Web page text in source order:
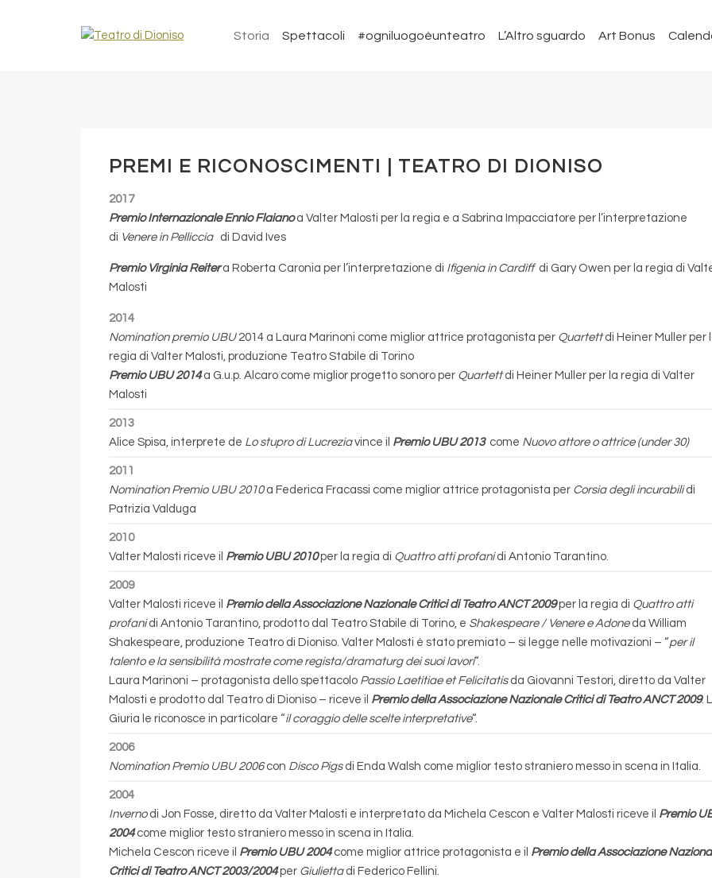
Storia Spettacoli #ogniluogoèunteatro L’Altro sguardo Art Bonus
PREMI E RICONOSCIMENTI | TEATRO DI DIONISO
2017
Premio Internazionale Ennio Flaianoa Valter Malosti per la regia e a Sabrina Impacciatore per l’interpretazione
di Venere in Pellicciadi David Ives
Premio Virginia Reiter a Roberta Caronia per l’interpretazione di Ifigenia in Cardiff di Gary Owen per la regia di
Malosti
2014
Nomination premio UBU2014 a Laura Marinoni come miglior attrice protagonista per Quartettdi Heiner Muller per
regia di Valter Malosti, produzione Teatro Stabile di Torino
Premio UBU 2014a G.u.p. Alcaro come miglior progetto sonoro per Quartettdi Heiner Muller per la regia di Valter
Malosti
2013
Alice Spisa, interprete de Lo stupro di Lucreziavince il Premio UBU 2013come Nuovo attore o attrice (under 30)
2011
Nomination Premio UBU 2010a Federica Fracassi come miglior attrice protagonista per Corsia degli incurabilidi
Patrizia Valduga
2010
Valter Malosti riceve il Premio UBU 2010per la regia di Quattro atti profanidi Antonio Tarantino.
2009
Valter Malosti riceve il Premio della Associazione Nazionale Critici di Teatro ANCT 2009per la regia di Quattro atti
profanidi Antonio Tarantino, prodotto dal Teatro Stabile di Torino, e Shakespeare / Venere e Adoneda William
Shakespeare, produzione Teatro di Dioniso. Valter Malosti è stato premiato – si legge nelle motivazioni – “per il
talento e la sensibilità mostrate come regista/dramaturg dei suoi lavori“.
Laura Marinoni – protagonista dello spettacolo Passio Laetitiae et Felicitatisda Giovanni Testori, diretto da Valter
Malosti e prodotto dal Teatro di Dioniso – riceve il Premio della Associazione Nazionale Critici di Teatro ANCT 2009.
Giuria le riconosce in particolare “il coraggio delle scelte interpretative“.
2006
Nomination Premio UBU 2006con Disco Pigs di Enda Walsh come miglior testo straniero messo in scena in Italia.
2004
Invernodi Jon Fosse, diretto da Valter Malosti e interpretato da Michela Cescon e Valter Malosti riceve il Premio
2004come miglior testo straniero messo in scena in Italia.
Michela Cescon riceve il Premio UBU 2004come miglior attrice protagonista e il Premio della Associazione
Critici di Teatro ANCT 2003/2004per Giuliettadi Federico Fellini.